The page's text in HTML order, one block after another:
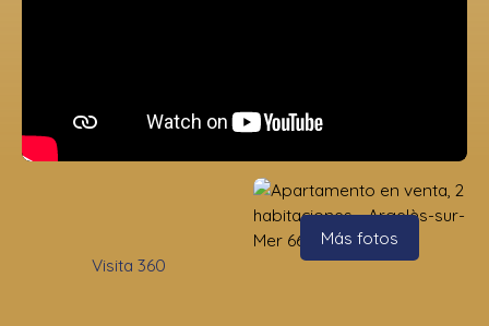
Comprar ahora Nuevas propiedades
Estimación
Visita 360
Más fotos